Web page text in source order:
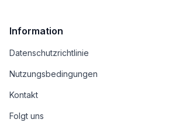
Information
Datenschutzrichtlinie
Nutzungsbedingungen
Kontakt
Folgt uns